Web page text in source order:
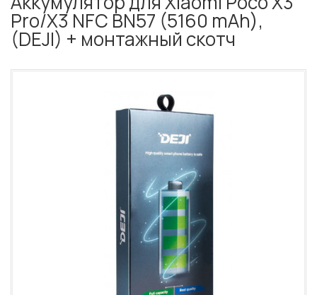
Pro/X3 NFC BN57 (5160 mAh),
(DEJI) + монтажный скотч